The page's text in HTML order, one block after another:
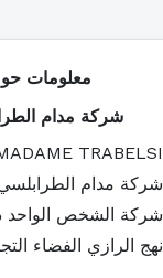
معلومات
شركة مدام
TRABELSI
شركة مدام
شركة الشخص الواحد
نهج الرازي الفضاء